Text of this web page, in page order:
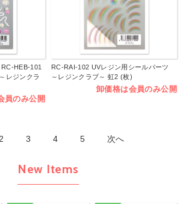
RC-HEB-101
レジンクラ
員のみ公開
RC-RAI-102 UVレジン用シールパーツ
～レジンクラブ～ 虹2 (枚)
卸価格は会員のみ公開
2 3 4 5 次へ
New Items